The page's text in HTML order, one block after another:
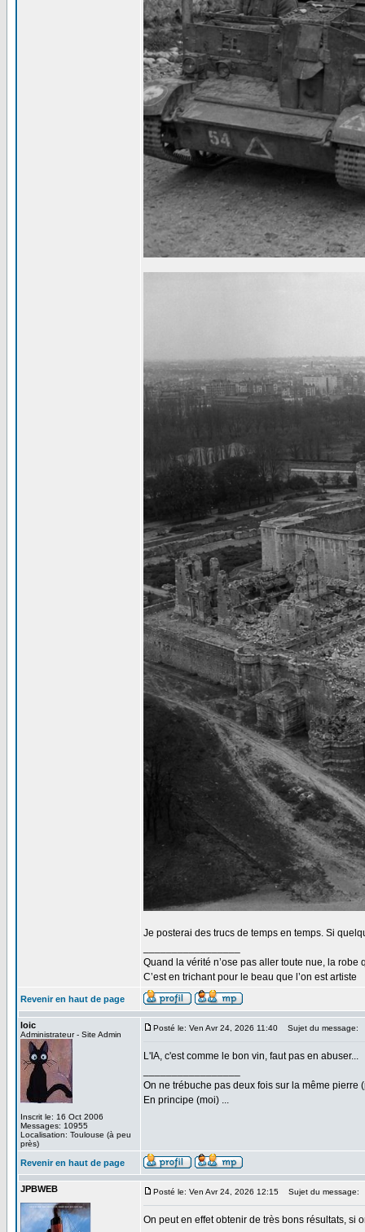
Je posterai des trucs de temps en temps. Si
Quand la vérité n’ose pas aller toute nue, la robe
C’est en trichant pour le beau que l’on est artiste
Revenir en haut de page
loic
Administrateur - Site Admin
Inscrit le: 16 Oct 2006
Messages: 10955
Localisation: Toulouse (à peu
près)
Posté le: Ven Avr 24, 2026 11:40 Sujet du message:
L'IA, c'est comme le bon vin, faut pas en abuser...
On ne trébuche pas deux fois sur la même pierre
En principe (moi) ...
Revenir en haut de page
JPBWEB Posté le: Ven Avr 24, 2026 12:15 Sujet du message:
On peut en effet obtenir de très bons résultats, si